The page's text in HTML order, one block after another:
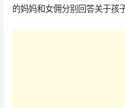
的妈妈和女佣分别回答关于